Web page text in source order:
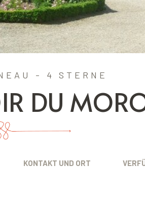
- 4 STERNE
DU
KONTAKT UND ORT